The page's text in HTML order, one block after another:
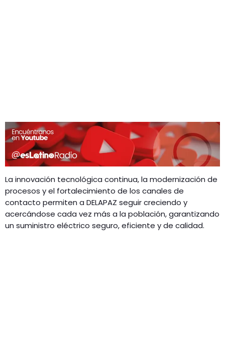
La innovación tecnológica continua, la modernización de
procesos y el fortalecimiento de los canales de
contacto permiten a DELAPAZ seguir creciendo y
acercándose cada vez más a la población, garantizando
un suministro eléctrico seguro, eficiente y de calidad.